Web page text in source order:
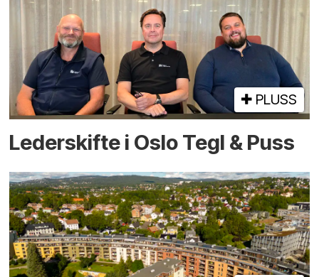
PLUSS
Lederskifte i Oslo Tegl & Puss